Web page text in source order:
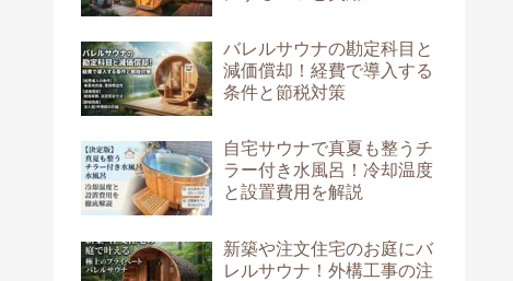
バレルサウナの勘定科目と
減価償却！経費で導入する
条件と節税対策
自宅サウナで真夏も整うチ
ラー付き水風呂！冷却温度
と設置費用を解説
新築や注文住宅のお庭にバ
レルサウナ！外構工事の注